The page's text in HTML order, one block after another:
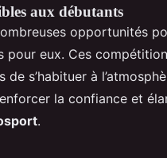
aux débutants
opportunités
pour eux. Ces
de s’habituer à
la confiance et
.